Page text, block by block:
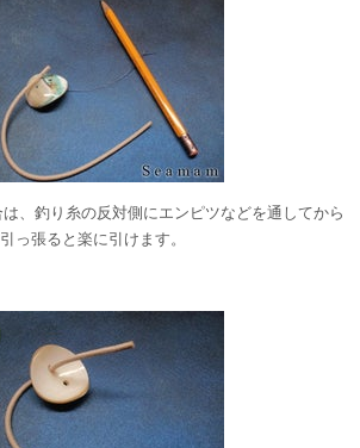
、釣り糸の反対側にエンピツなどを通してから
引っ張ると楽に引けます。